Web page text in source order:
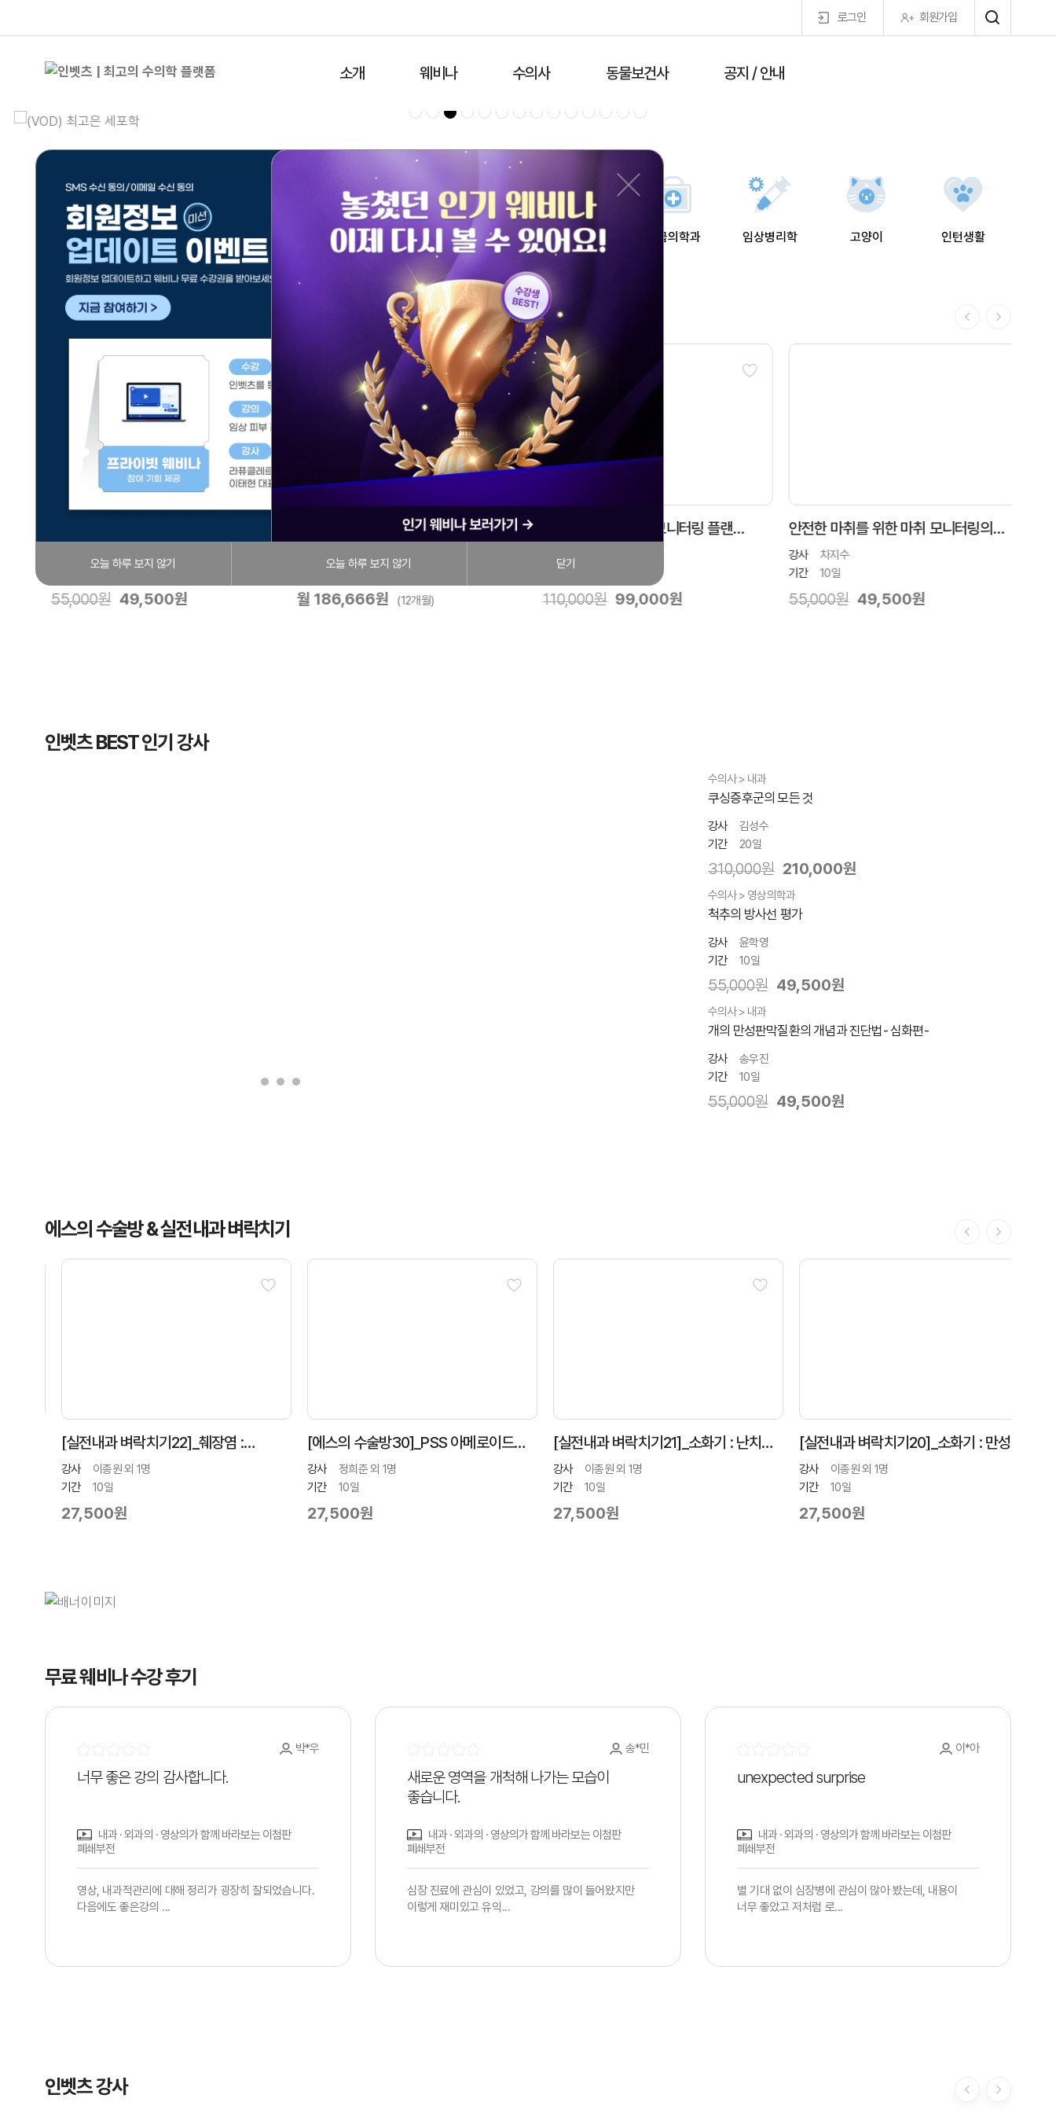
로그인 회원가입
소개 웨비나 수의사 동물보건사 공지 / 안내
내과 외과 영상의학과 영양학 치과 응급의학과 임상병리학 고양이 인턴생활
인벳츠 BEST 인기 강의
윤학영
55,000원 49,500원
[수강신청 페이지] 웨스턴베이직코스
시즌3
협력기관 웨스턴동물의료센터
2026.05.04 - 2026.12.11
월 186,666원 (12개월)
환자를 살리는 ICU 모니터링 플랜
(파트1+파트2)
조아롬
10일
110,000원 99,000원
안전한 마취를 위한 마취 모니터링의
강사
차지수
기간
10일
55,000원 49,500원
인벳츠 BEST 인기 강사
수의사 > 내과
쿠싱증후군의 모든 것
강사
김성수
기간
20일
310,000원 210,000원
수의사 > 영상의학과
척추의 방사선 평가
강사
윤학영
기간
10일
55,000원 49,500원
수의사 > 내과
개의 만성판막질환의 개념과 진단법- 심화편-
강사
송우진
기간
10일
55,000원 49,500원
에스의 수술방 & 실전내과 벼락치기
[실전내과 벼락치기22]_췌장염 :
강사
이종원 외 1명
기간
10일
27,500원
[에스의 수술방30]_PSS 아메로이드링
강사
정희준 외 1명
기간
10일
27,500원
[실전내과 벼락치기21]_소화기 : 난치성
강사
이종원 외 1명
기간
10일
27,500원
[실전내과 벼락치기20]_소화기 : 만성
강사
이종원 외 1명
기간
10일
27,500원
무료 웨비나 수강 후기
박*우
너무 좋은 강의 감사합니다.
내과 · 외과의 · 영상의가 함께 바라보는 이첨판
폐쇄부전
영상, 내과적관리에 대해 정리가 굉장히 잘되었습니다.
다음에도 좋은강의 ...
송*민
새로운 영역을 개척해 나가는 모습이
좋습니다.
내과 · 외과의 · 영상의가 함께 바라보는 이첨판
폐쇄부전
심장 진료에 관심이 있었고, 강의를 많이 들어왔지만
이렇게 재미있고 유익...
이*아
unexpected surprise
내과 · 외과의 · 영상의가 함께 바라보는 이첨판
폐쇄부전
별 기대 없이 심장병에 관심이 많아 봤는데, 내용이
너무 좋았고 저처럼 로...
인벳츠 강사
오늘 하루 보지 않기 닫기
오늘 하루 보지 않기 닫기